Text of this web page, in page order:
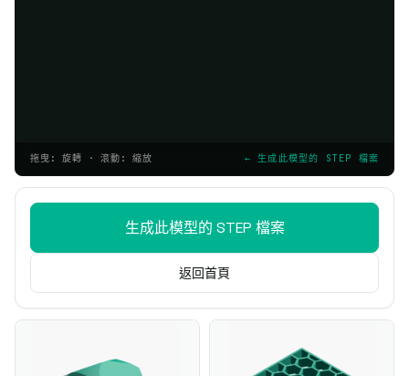
拖曳: 旋轉 · 滾動: 縮放 ← 生成此模型的 STEP 檔案
生成此模型的 STEP 檔案
返回首頁